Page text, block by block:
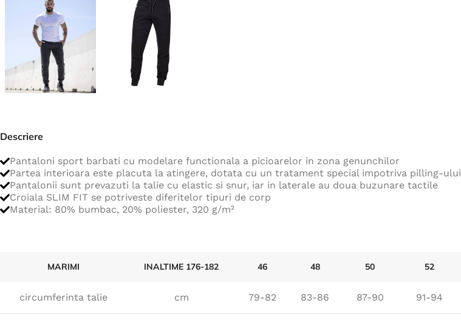
Jachete
Hanorace
Veste
Tricouri
Pelerine
Combinezoane
Șorțuri
Fleece
Accesorii
vezi produse
Descriere
Pantaloni sport barbati cu modelare functionala a picioarelor in zona genunchilor
Partea interioara este placuta la atingere, dotata cu un tratament special impotriva pilling-ului
Pantalonii sunt prevazuti la talie cu elastic si snur, iar in laterale au doua buzunare tactile
Croiala SLIM FIT se potriveste diferitelor tipuri de corp
Material: 80% bumbac, 20% poliester, 320 g/m²
MARIMI INALTIME 176-182 46 48 50 52
circumferinta talie cm 79-82 83-86 87-90 91-94